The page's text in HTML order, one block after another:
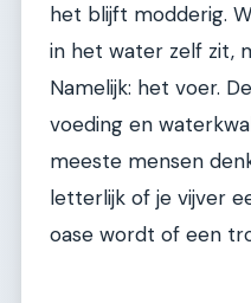
het blijft modderig.
in het water zelf zit,
Namelijk: het voer.
voeding en
meeste mensen
letterlijk of je vijver
oase wordt of een